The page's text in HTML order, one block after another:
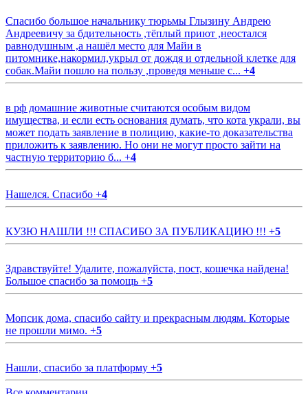
Спасибо большое начальнику тюрьмы Глызину Андрею
Андреевичу за бдительность ,тёплый приют ,неостался
равнодушным ,а нашёл место для Майи в
питомнике,накормил,укрыл от дождя и отдельной клетке для
собак.Майи пошло на пользу ,проведя меньше с... +4
в рф домашние животные считаются особым видом
имущества, и если есть основания думать, что кота украли, вы
может подать заявление в полицию, какие-то доказательства
приложить к заявлению. Но они не могут просто зайти на
частную территорию б... +4
Нашелся. Спасибо +4
КУЗЮ НАШЛИ !!! СПАСИБО ЗА ПУБЛИКАЦИЮ !!! +5
Здравствуйте! Удалите, пожалуйста, пост, кошечка найдена!
Большое спасибо за помощь +5
Мопсик дома, спасибо сайту и прекрасным людям. Которые
не прошли мимо. +5
Нашли, спасибо за платформу +5